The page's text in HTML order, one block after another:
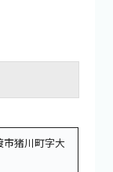
猪川町字大